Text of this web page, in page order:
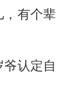
有个辈
认定自